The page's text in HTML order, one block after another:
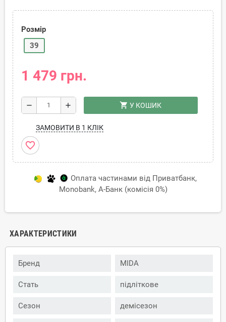
Розмір
39
1 479 грн.
remove add shopping_cart У КОШИК
ЗАМОВИТИ В 1 КЛІК
favorite_border
Оплата частинами від Приватбанк,
Monobank, А-Банк (комісія 0%)
ХАРАКТЕРИСТИКИ
Бренд MIDA
Стать підліткове
Сезон демісезон